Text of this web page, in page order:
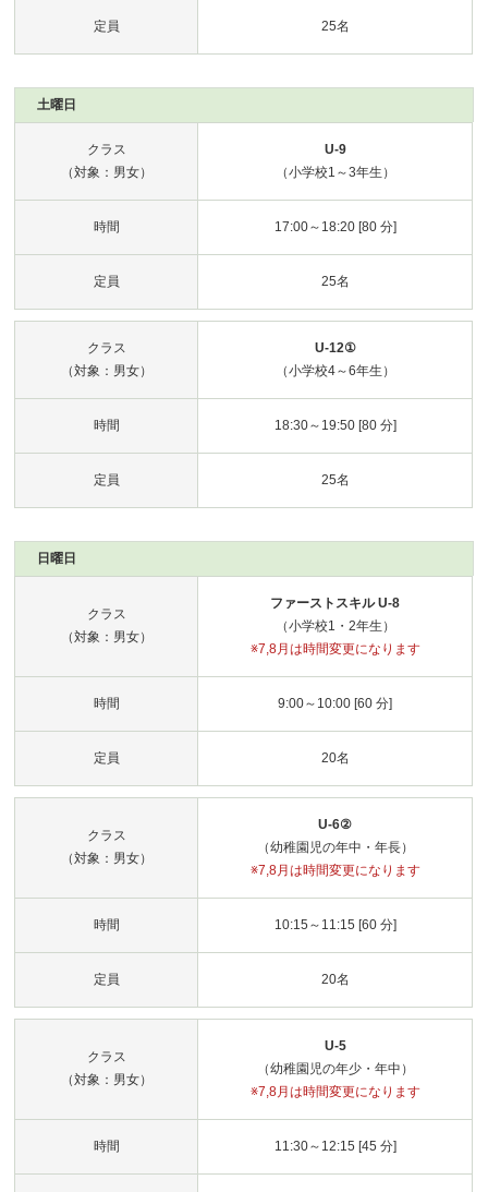
定員 25名
土曜日
クラス
（対象：男女）
U-9
（小学校1～3年生）
時間 17:00～18:20 [80 分]
定員 25名
クラス
（対象：男女）
U-12①
（小学校4～6年生）
時間 18:30～19:50 [80 分]
定員 25名
日曜日
クラス
（対象：男女）
ファーストスキル U-8
（小学校1・2年生）
※7,8月は時間変更になります
時間 9:00～10:00 [60 分]
定員 20名
クラス
（対象：男女）
U-6②
（幼稚園児の年中・年長）
※7,8月は時間変更になります
時間 10:15～11:15 [60 分]
定員 20名
クラス
（対象：男女）
U-5
（幼稚園児の年少・年中）
※7,8月は時間変更になります
時間 11:30～12:15 [45 分]